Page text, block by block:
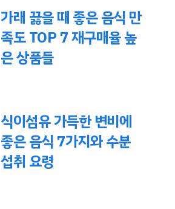
가래 끓을 때 좋은 음식 만
족도 TOP 7 재구매율 높
은 상품들
식이섬유 가득한 변비에
좋은 음식 7가지와 수분
섭취 요령